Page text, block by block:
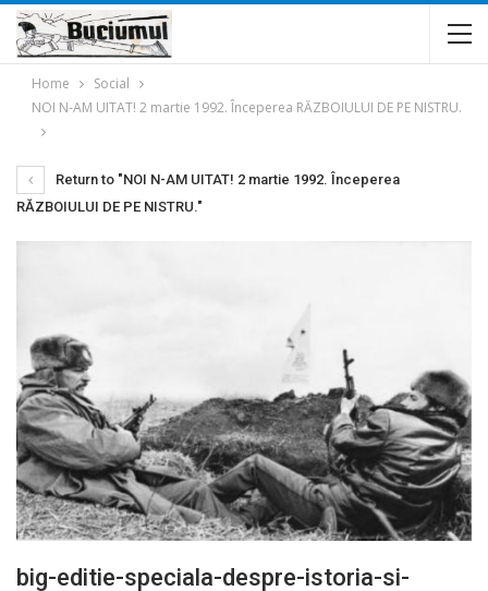
Home
Social
NOI N-AM UITAT! 2 martie 1992. Începerea RĂZBOIULUI DE PE NISTRU.
Return to "NOI N-AM UITAT! 2 martie 1992. Începerea
RĂZBOIULUI DE PE NISTRU."
big-editie-speciala-despre-istoria-si-